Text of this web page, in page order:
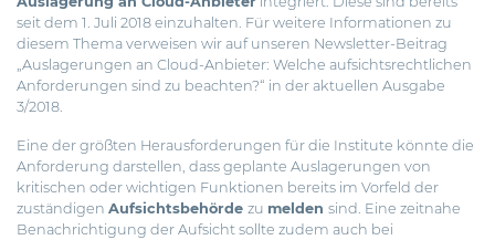
seit dem 1. Juli 2018 einzuhalten. Für weitere Informationen zu
diesem Thema verweisen wir auf unseren Newsletter-Beitrag
„Auslagerungen an Cloud-Anbieter: Welche aufsichtsrechtlichen
Anforderungen sind zu beachten?“ in der aktuellen Ausgabe
3/2018.
Eine der größten Herausforderungen für die Institute könnte die
Anforderung darstellen, dass geplante Auslagerungen von
kritischen oder wichtigen Funktionen bereits im Vorfeld der
zuständigen Aufsichtsbehörde zu melden sind. Eine zeitnahe
Benachrichtigung der Aufsicht sollte zudem auch bei